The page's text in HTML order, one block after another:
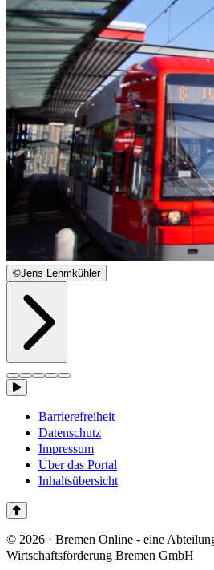
©Jens Lehmkühler
Barrierefreiheit
Datenschutz
Impressum
Über das Portal
Inhaltsübersicht
© 2026 · Bremen Online - eine
Wirtschaftsförderung Bremen GmbH